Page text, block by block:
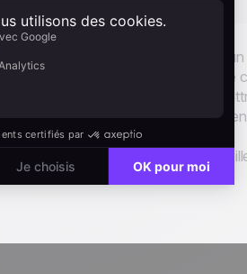
et perdre un contrat. Quand un
minute compte. Ce scénario capte
équipe commerciale : le lead est
est déclenchée
être ajoutée pour garantir une
d'opportunités manquées et un